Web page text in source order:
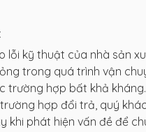
lỗi kỹ thuật của nhà sản
trong quá trình vận
trường hợp bất khả kháng.
hợp đổi trả, quý
khi phát hiện vấn đề để